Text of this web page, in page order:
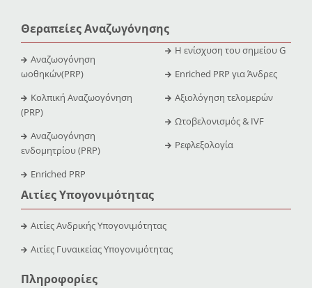
Θεραπείες Αναζωγόνησης
Αναζωογόνηση
ωοθηκών(PRP)
Κολπική Αναζωογόνηση
(PRP)
Αναζωογόνηση
ενδομητρίου (PRP)
Enriched PRP
Η ενίσχυση του σημείου G
Enriched PRP για Άνδρες
Αξιολόγηση τελομερών
Ωτοβελονισμός & IVF
Ρεφλεξολογία
Αιτίες Υπογονιμότητας
Αιτίες Ανδρικής Υπογονιμότητας
Αιτίες Γυναικείας Υπογονιμότητας
Πληροφορίες